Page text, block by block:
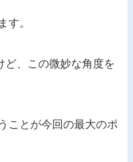
す。
ど、この微妙な角度を
ことが今回の最大のポ